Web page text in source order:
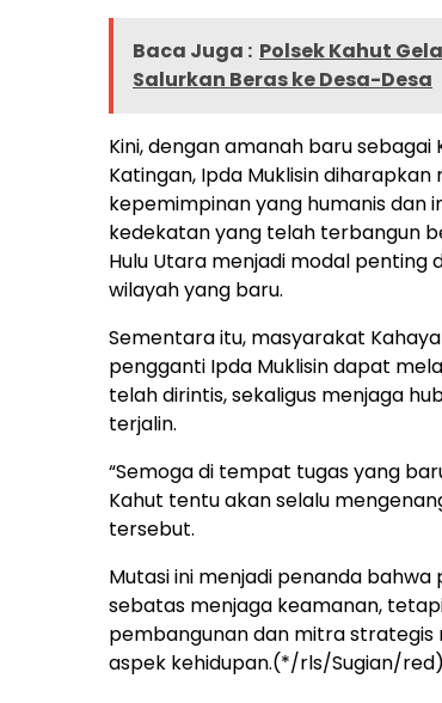
Baca Juga : Polsek Kahut
Salurkan Beras ke Desa-Desa
Kini, dengan amanah baru sebagai
Katingan, Ipda Muklisin
kepemimpinan yang humanis dan
kedekatan yang telah terbangun
Hulu Utara menjadi modal penting
wilayah yang baru.
Sementara itu, masyarakat
pengganti Ipda Muklisin dapat
telah dirintis, sekaligus menjaga
terjalin.
“Semoga di tempat tugas yang
Kahut tentu akan selalu
tersebut.
Mutasi ini menjadi penanda
sebatas menjaga keamanan,
pembangunan dan mitra
aspek kehidupan.(*/rls/Sugian/red)